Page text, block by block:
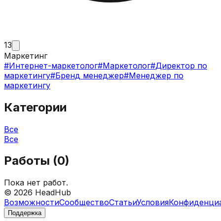
13
Маркетинг
#Интернет-маркетолог#Маркетолог#Директор по
маркетингу#Бренд менеджер#Менеджер по
маркетингу
Категории
Все
Все
Работы (0)
Пока нет работ.
© 2026 HeadHub
ВозможностиСообществоСтатьиУсловия
Поддержка